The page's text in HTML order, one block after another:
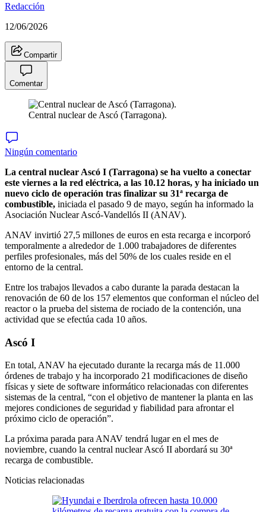
Redacción
12/06/2026
Compartir
Comentar
Central nuclear de Ascó (Tarragona).
Ningún comentario
La central nuclear Ascó I (Tarragona) se ha vuelto a conectar
este viernes a la red eléctrica, a las 10.12 horas, y ha iniciado un
nuevo ciclo de operación tras finalizar su 31ª recarga de
combustible, iniciada el pasado 9 de mayo, según ha informado la
Asociación Nuclear Ascó-Vandellós II (ANAV).
ANAV invirtió 27,5 millones de euros en esta recarga e incorporó
temporalmente a alrededor de 1.000 trabajadores de diferentes
perfiles profesionales, más del 50% de los cuales reside en el
entorno de la central.
Entre los trabajos llevados a cabo durante la parada destacan la
renovación de 60 de los 157 elementos que conforman el núcleo del
reactor o la prueba del sistema de rociado de la contención, una
actividad que se efectúa cada 10 años.
Ascó I
En total, ANAV ha ejecutado durante la recarga más de 11.000
órdenes de trabajo y ha incorporado 21 modificaciones de diseño
físicas y siete de software informático relacionadas con diferentes
sistemas de la central, “con el objetivo de mantener la planta en las
mejores condiciones de seguridad y fiabilidad para afrontar el
próximo ciclo de operación”.
La próxima parada para ANAV tendrá lugar en el mes de
noviembre, cuando la central nuclear Ascó II abordará su 30ª
recarga de combustible.
Noticias relacionadas